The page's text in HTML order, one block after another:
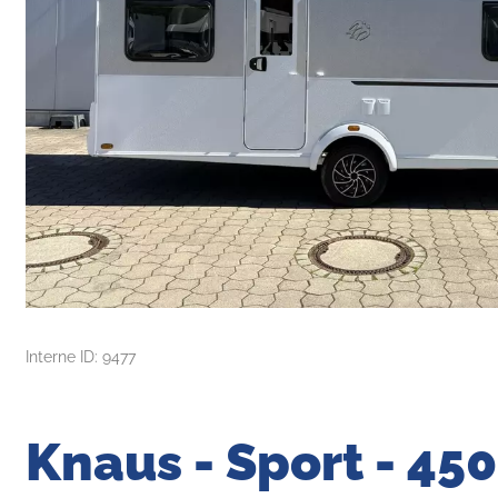
Interne ID: 9477
Knaus - Sport -